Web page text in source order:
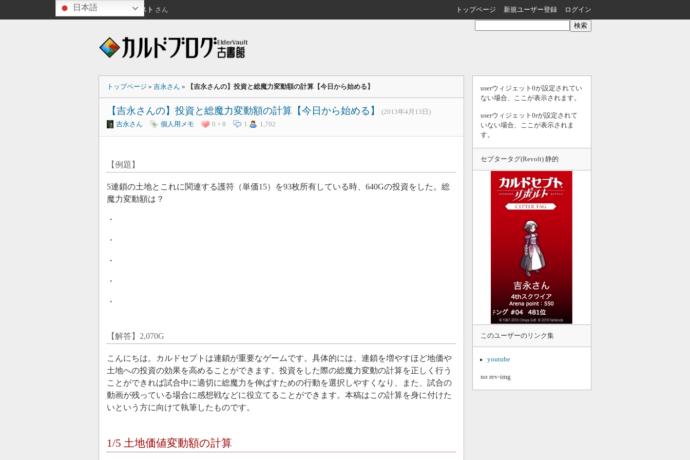
ゲスト さん トップページ 新規ユーザー登録 ログイン
トップページ » 吉永さん » 【吉永さんの】投資と総魔力変動額の計算【今日から始める】
【吉永さんの】投資と総魔力変動額の計算【今日から始める】
(2013年4月13日)
吉永さん
個人用メモ 0 + 8 1 1,702
【例題】
5連鎖の土地とこれに関連する護符（単価15）を93枚所有している時、640Gの投資をした。総
魔力変動額は？
・
・
・
・
・
【解答】2,070G
こんにちは。カルドセプトは連鎖が重要なゲームです。具体的には、連鎖を増やすほど地価や
土地への投資の効果を高めることができます。投資をした際の総魔力変動の計算を正しく行う
ことができれば試合中に適切に総魔力を伸ばすための行動を選択しやすくなり、また、試合の
動画が残っている場合に感想戦などに役立てることができます。本稿はこの計算を身に付けた
いという方に向けて執筆したものです。
1/5 土地価値変動額の計算
userウィジェット0が設定されてい
ない場合、ここが表示されます。
userウィジェット0rが設定されて
いない場合、ここが表示されま
す。
セプタータグ(Revolt) 静的
このユーザーのリンク集
youtube
no rev-img
日本語